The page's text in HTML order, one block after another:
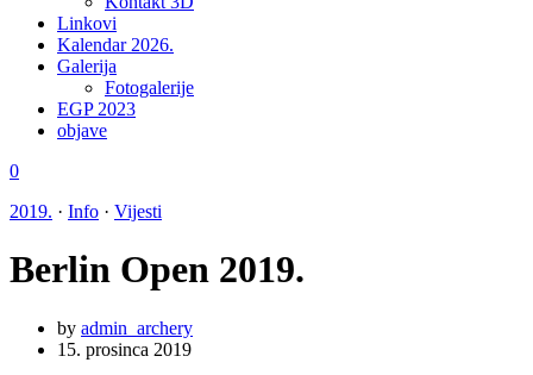
Linkovi
Kalendar 2026.
Galerija
Fotogalerije
EGP 2023
objave
0
2019. · Info · Vijesti
Berlin Open 2019.
by admin_archery
15. prosinca 2019